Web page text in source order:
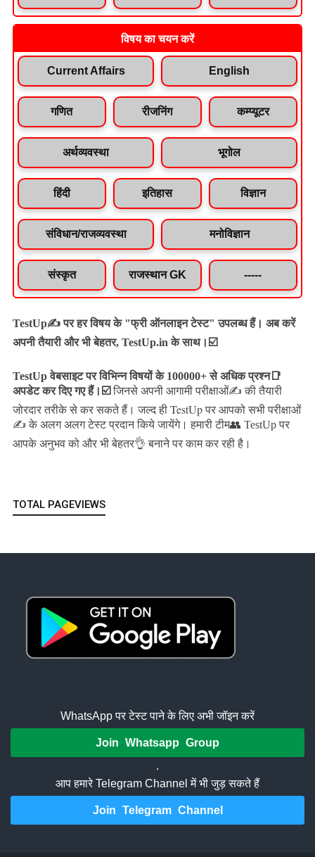
विषय का चयन करें
Current Affairs English
गणित रीजनिंग कम्प्यूटर
अर्थव्यवस्था भूगोल
हिंदी इतिहास विज्ञान
संविधान/राजव्यवस्था मनोविज्ञान
संस्कृत राजस्थान GK -----
TestUp✍️ पर हर विषय के "फ्री ऑनलाइन टेस्ट" उपलब्ध हैं। अब करें
अपनी तैयारी और भी बेहतर, TestUp.in के साथ।☑️
TestUp वेबसाइट पर विभिन्न विषयों के 100000+ से अधिक प्रश्न📑
अपडेट कर दिए गए हैं। ☑️ जिनसे अपनी आगामी परीक्षाओं✍️ की तैयारी
जोरदार तरीके से कर सकते हैं।जल्द ही TestUp पर आपको सभी परीक्षाओं
✍️ के अलग अलग टेस्ट प्रदान किये जायेंगे। हमारी टीम👥 TestUp पर
आपके अनुभव को और भी बेहतर👌 बनाने पर काम कर रही है।
TOTAL PAGEVIEWS
WhatsApp पर टेस्ट पाने के लिए अभी जॉइन करें
Join Whatsapp Group
.
आप हमारे Telegram Channel में भी जुड़ सकते हैं
Join Telegram Channel